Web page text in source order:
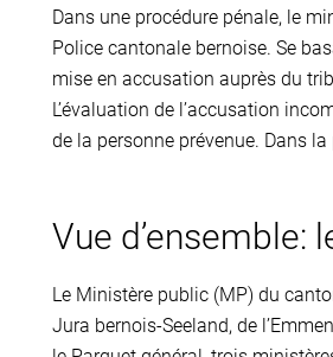
Dans une procédure pénale, le
Police cantonale bernoise. Se
mise en accusation auprès du
L’évaluation de l’accusation
de la personne prévenue. Dans
Vue d’ensemble:
Le Ministère public (MP) du
Jura bernois-Seeland, de